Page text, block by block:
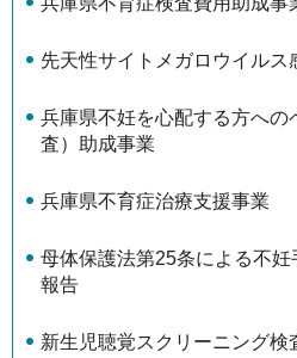
先天性サイトメガロウイルス
兵庫県不妊を心配する方への
査）助成事業
兵庫県不育症治療支援事業
母体保護法第25条による不
報告
新生児聴覚スクリーニング検